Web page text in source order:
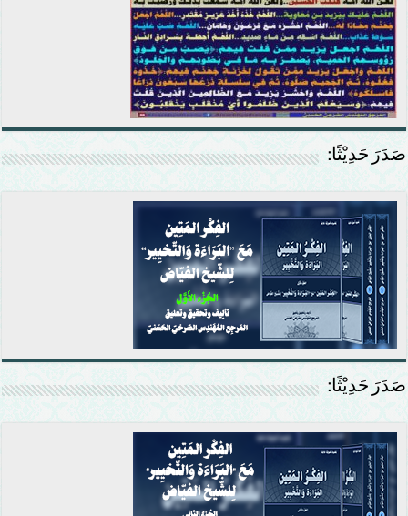
صَدَرَ حَدِيْثًا:
صَدَرَ حَدِيْثًا: